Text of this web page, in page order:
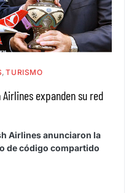
TURISMO
expanden su red
Airlines anunciaron la
de código compartido